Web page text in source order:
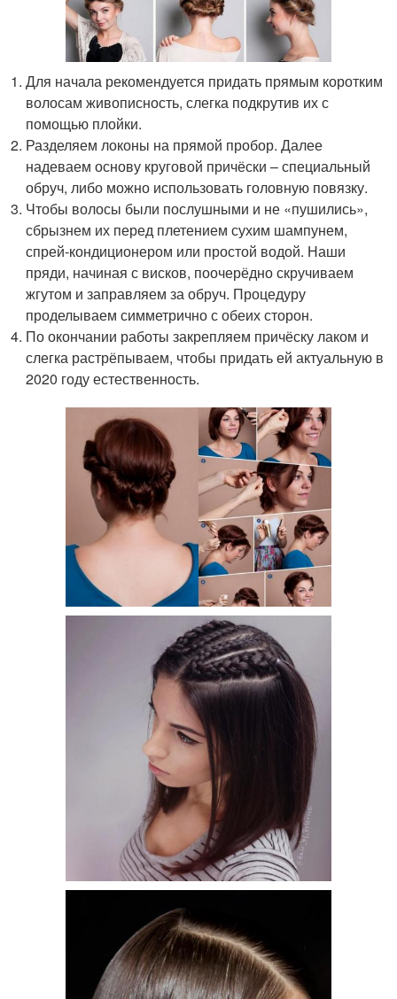
Для начала рекомендуется придать прямым коротким
волосам живописность, слегка подкрутив их с
помощью плойки.
Разделяем локоны на прямой пробор. Далее
надеваем основу круговой причёски – специальный
обруч, либо можно использовать головную повязку.
Чтобы волосы были послушными и не «пушились»,
сбрызнем их перед плетением сухим шампунем,
спрей-кондиционером или простой водой. Наши
пряди, начиная с висков, поочерёдно скручиваем
жгутом и заправляем за обруч. Процедуру
проделываем симметрично с обеих сторон.
По окончании работы закрепляем причёску лаком и
слегка растрёпываем, чтобы придать ей актуальную в
2020 году естественность.